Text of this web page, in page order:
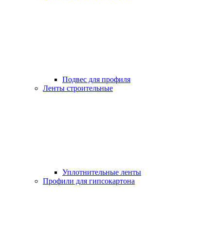
Подвес для профиля
Ленты строительные
Уплотнительные ленты
Профили для гипсокартона